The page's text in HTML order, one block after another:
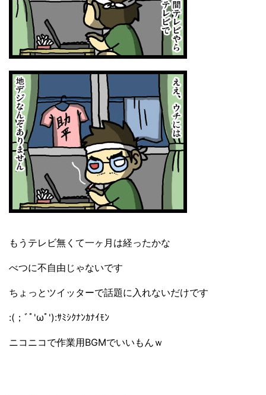
もうテレビ無くて一ヶ月は経ったかな
べつに不自由じゃないです
ちょっとツイッターで話題に入れないだけです
:(；ﾞﾟ'ωﾟ'):ｻﾐｼｸﾅﾝｶﾅｲﾓﾝ
ニコニコで作業用BGMでいいもんｗ